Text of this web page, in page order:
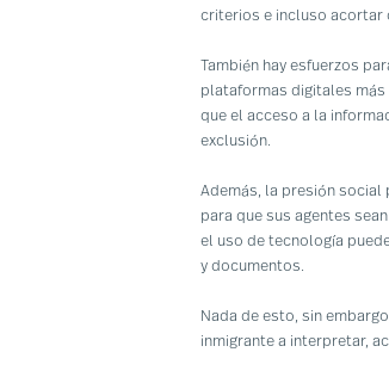
criterios e incluso acortar
También hay esfuerzos
plataformas digitales más
que el acceso a la
exclusión.
Además, la presión social
para que sus agentes
el uso de tecnología
y documentos.
Nada de esto, sin
inmigrante a interpretar,